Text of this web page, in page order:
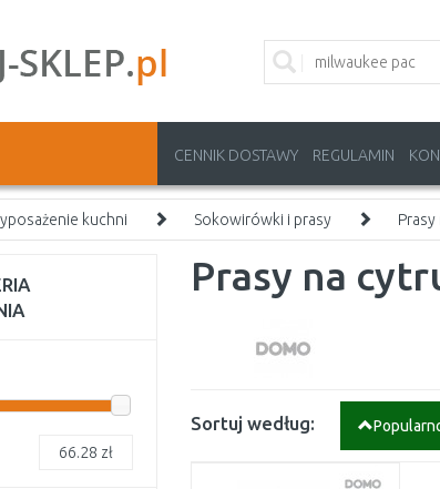
CENNIK DOSTAWY REGULAMIN
kuchni Sokowirówki i prasy
Prasy na
Sortuj według:
66.28 zł